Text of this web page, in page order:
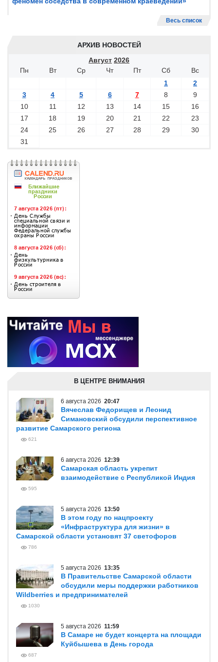
Весь список
АРХИВ НОВОСТЕЙ
Август 2026
Пн
Вт Ср Чт Пт Сб
Вс
1
2
3
4 5 6 7 8
9
10
11 12 13 14 15
16
17
18 19 20 21 22
23
24
25 26 27 28 29
30
31
В ЦЕНТРЕ ВНИМАНИЯ
6 августа 2026 20:47
Вячеслав Федорищев и Леонид
Симановский обсудили перспективное
развитие Самарского региона
621
6 августа 2026 12:39
Самарская область укрепит
взаимодействие с Республикой Индия
595
5 августа 2026 13:50
В этом году по нацпроекту
«Инфраструктура для жизни» в
Самарской области установят 37 светофоров
786
5 августа 2026 13:35
В Правительстве Самарской области
обсудили меры поддержки работников
Wildberries и предпринимателей
1030
5 августа 2026 11:59
В Самаре не будет концерта на площади
Куйбышева в День города
687